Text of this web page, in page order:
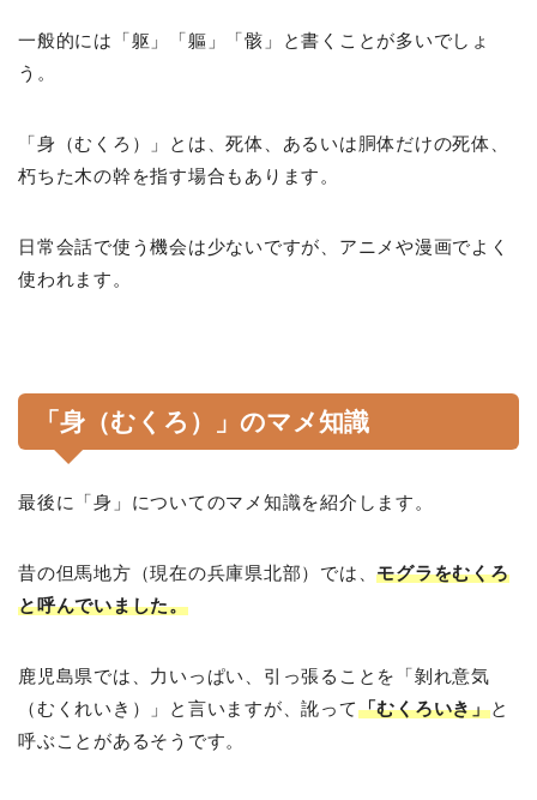
一般的には「躯」「軀」「骸」と書くことが多いでしょ
う。
「身（むくろ）」とは、死体、あるいは胴体だけの死体、
朽ちた木の幹を指す場合もあります。
日常会話で使う機会は少ないですが、アニメや漫画でよく
使われます。
「身（むくろ）」のマメ知識
最後に「身」についてのマメ知識を紹介します。
昔の但馬地方（現在の兵庫県北部）では、モグラをむくろ
と呼んでいました。
鹿児島県では、力いっぱい、引っ張ることを「剝れ意気
（むくれいき）」と言いますが、訛って「むくろいき」と
呼ぶことがあるそうです。